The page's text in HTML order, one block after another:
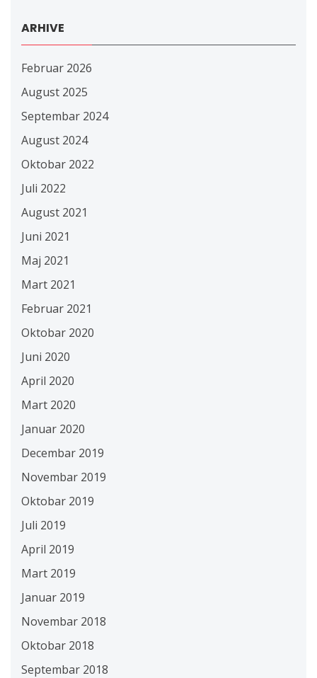
ARHIVE
Februar 2026
August 2025
Septembar 2024
August 2024
Oktobar 2022
Juli 2022
August 2021
Juni 2021
Maj 2021
Mart 2021
Februar 2021
Oktobar 2020
Juni 2020
April 2020
Mart 2020
Januar 2020
Decembar 2019
Novembar 2019
Oktobar 2019
Juli 2019
April 2019
Mart 2019
Januar 2019
Novembar 2018
Oktobar 2018
Septembar 2018